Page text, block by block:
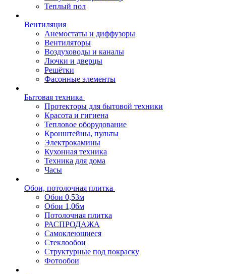
Теплый пол
Вентиляция
Анемостаты и диффузоры
Вентиляторы
Воздуховоды и каналы
Лючки и дверцы
Решётки
Фасонные элементы
Бытовая техника
Протекторы для бытовой техники
Красота и гигиена
Тепловое оборудование
Кронштейны, пульты
Электрокамины
Кухонная техника
Техника для дома
Часы
Обои, потолочная плитка
Обои 0,53м
Обои 1,06м
Потолочная плитка
РАСПРОДАЖА
Самоклеющиеся
Стеклообои
Структурные под покраску
Фотообои